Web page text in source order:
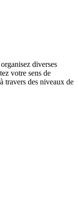
diverses
votre sens de
travers des niveaux de